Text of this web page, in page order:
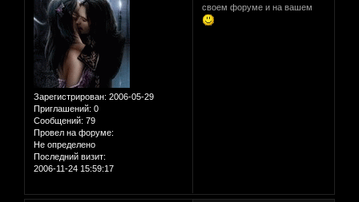
Зарегистрирован: 2006-05-29
Приглашений: 0
Сообщений: 79
Провел на форуме:
Не определено
Последний визит:
2006-11-24 15:59:17
своем форуме и на вашем